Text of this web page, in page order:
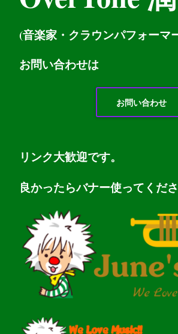
(音楽家・クラウンパフォーマ
お問い合わせは
お問い合わせ
リンク大歓迎です。
良かったらバナー使ってくだ